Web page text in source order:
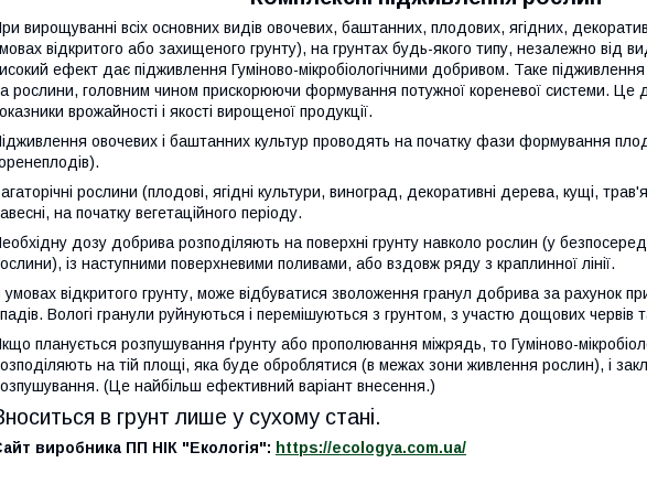
вирощуванні всіх основних видів овочевих, баштанних, плодових, ягідних,
відкритого або захищеного грунту), на грунтах будь-якого типу, незалежно від
ефект дає підживлення Гуміново-мікробіологічними добривом. Таке
рослини, головним чином прискорюючи формування потужної кореневої системи. Це
врожайності і якості вирощеної продукції.
овочевих і баштанних культур проводять на початку фази формування
рослини (плодові, ягідні культури, виноград, декоративні дерева, кущі,
на початку вегетаційного періоду.
дозу добрива розподіляють на поверхні грунту навколо рослин (у
із наступними поверхневими поливами, або вздовж ряду з краплинної лінії.
умовах відкритого грунту, може відбуватися зволоження гранул добрива за рахунок
Вологі гранули руйнуються і перемішуються з грунтом, з участю дощових червів
планується розпушування ґрунту або прополювання міжрядь, то Гуміново-
на тій площі, яка буде оброблятися (в межах зони живлення рослин), і
(Це найбільш ефективний варіант внесення.)
в грунт лише у сухому стані.
виробника ПП НІК "Екологія": https://ecologya.com.ua/